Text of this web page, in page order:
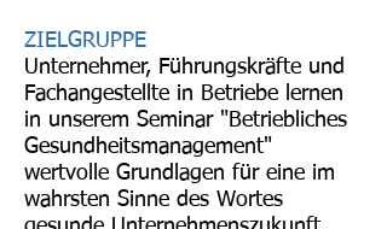
ZIELGRUPPE
Unternehmer, Führungskräfte und
Fachangestellte in Betriebe lernen
in unserem Seminar "Betriebliches
Gesundheitsmanagement"
wertvolle Grundlagen für eine im
wahrsten Sinne des Wortes